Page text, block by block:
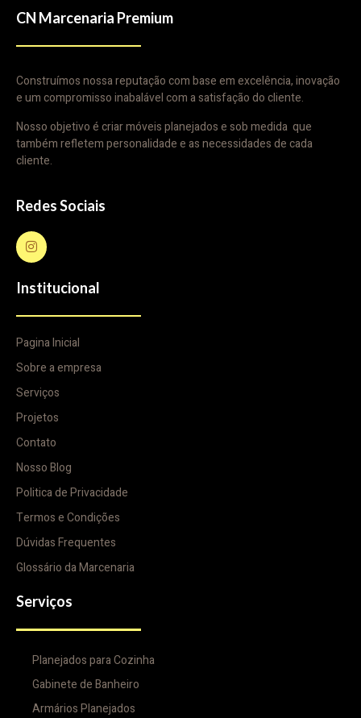
CN Marcenaria Premium
Construímos nossa reputação com base em excelência, inovação
e um compromisso inabalável com a satisfação do cliente.
Nosso objetivo é criar móveis planejados e sob medida que
também refletem personalidade e as necessidades de cada
cliente.
Redes Sociais
Institucional
Pagina Inicial
Sobre a empresa
Serviços
Projetos
Contato
Nosso Blog
Politica de Privacidade
Termos e Condições
Dúvidas Frequentes
Glossário da Marcenaria
Serviços
Planejados para Cozinha
Gabinete de Banheiro
Armários Planejados